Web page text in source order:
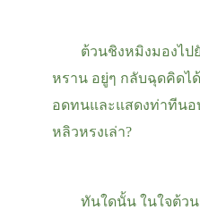
ต้วนชิงหมิงมองไป
หราน อยู่ๆ กลับฉุดคิดไ
อดทนและแสดงท่าทีนอ
หลิวหรงเล่า?
ทันใดนั้น ในใจต้ว